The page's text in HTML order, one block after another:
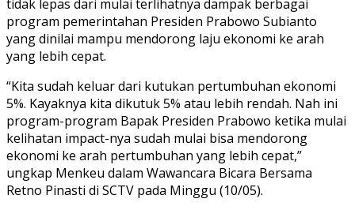
tidak lepas dari mulai terlihatnya dampak berbagai
program pemerintahan Presiden Prabowo Subianto
yang dinilai mampu mendorong laju ekonomi ke arah
yang lebih cepat.
“Kita sudah keluar dari kutukan pertumbuhan ekonomi
5%. Kayaknya kita dikutuk 5% atau lebih rendah. Nah ini
program-program Bapak Presiden Prabowo ketika mulai
kelihatan impact-nya sudah mulai bisa mendorong
ekonomi ke arah pertumbuhan yang lebih cepat,”
ungkap Menkeu dalam Wawancara Bicara Bersama
Retno Pinasti di SCTV pada Minggu (10/05).